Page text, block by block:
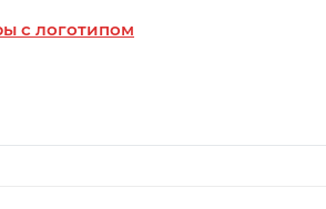
с логотипом